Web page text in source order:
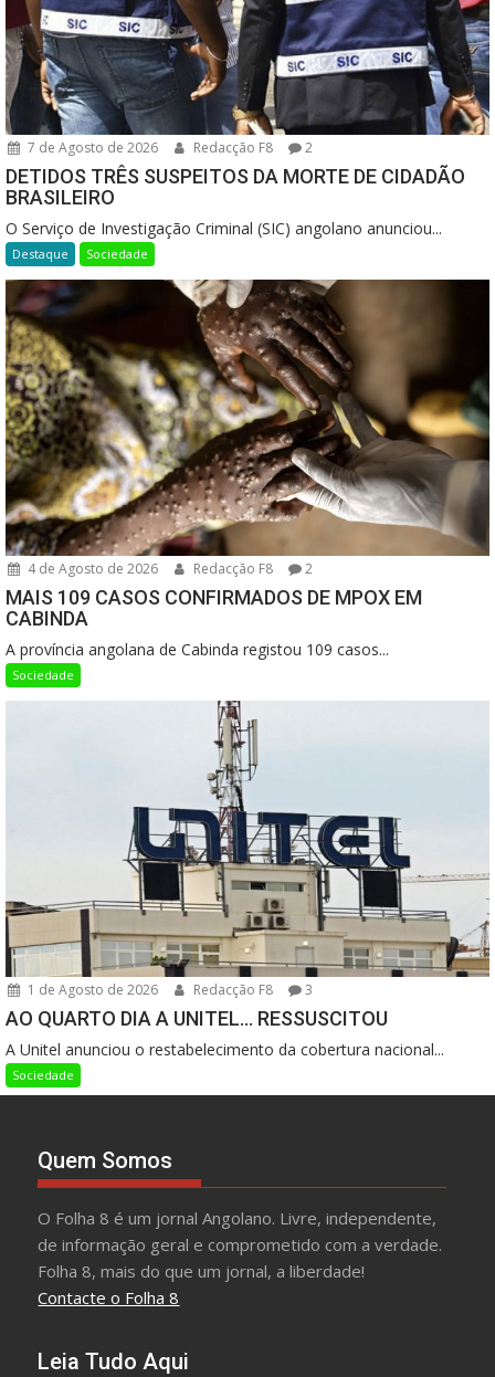
7 de Agosto de 2026 Redacção F8 2
DETIDOS TRÊS SUSPEITOS DA MORTE DE CIDADÃO
BRASILEIRO
O Serviço de Investigação Criminal (SIC) angolano anunciou...
Destaque Sociedade
4 de Agosto de 2026 Redacção F8 2
MAIS 109 CASOS CONFIRMADOS DE MPOX EM
CABINDA
A província angolana de Cabinda registou 109 casos...
Sociedade
1 de Agosto de 2026 Redacção F8 3
AO QUARTO DIA A UNITEL… RESSUSCITOU
A Unitel anunciou o restabelecimento da cobertura nacional...
Sociedade
Quem Somos
O Folha 8 é um jornal Angolano. Livre, independente,
de informação geral e comprometido com a verdade.
Folha 8, mais do que um jornal, a liberdade!
Contacte o Folha 8
Leia Tudo Aqui